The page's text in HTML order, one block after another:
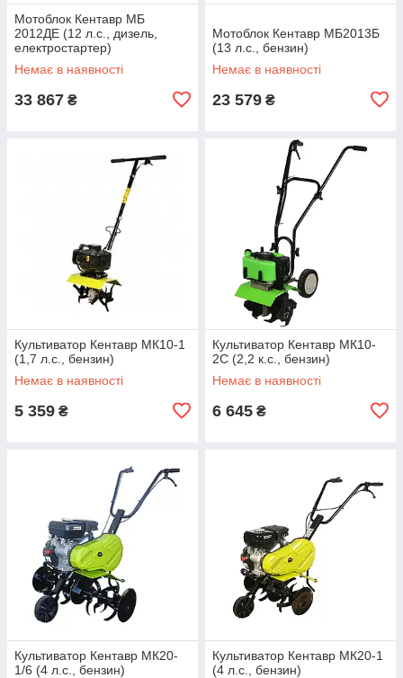
Мотоблок Кентавр МБ
2012ДЕ (12 л.с., дизель,
електростартер)
Немає в наявності
33 867 ₴
Мотоблок Кентавр МБ2013Б
(13 л.с., бензин)
Немає в наявності
23 579 ₴
Культиватор Кентавр МК10-1
(1,7 л.с., бензин)
Немає в наявності
5 359 ₴
Культиватор Кентавр МК10-
2C (2,2 к.с., бензин)
Немає в наявності
6 645 ₴
Культиватор Кентавр МК20-
1/6 (4 л.с., бензин)
Культиватор Кентавр МК20-1
(4 л.с., бензин)